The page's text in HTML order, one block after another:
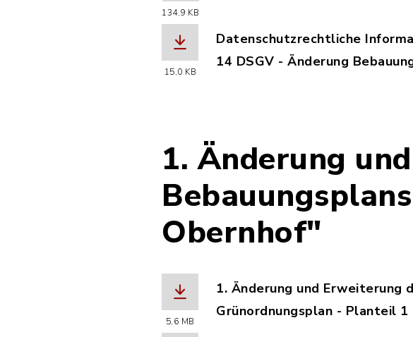
134,9 KB
15,0 KB
Datenschutzrechtliche
14 DSGV - Änderung
1. Änderung
Obernhof"
5,6 MB
1. Änderung und Erweiterung
Grünordnungsplan - Planteil